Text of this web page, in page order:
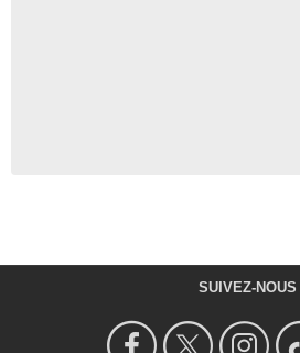
SUIVEZ-NOUS